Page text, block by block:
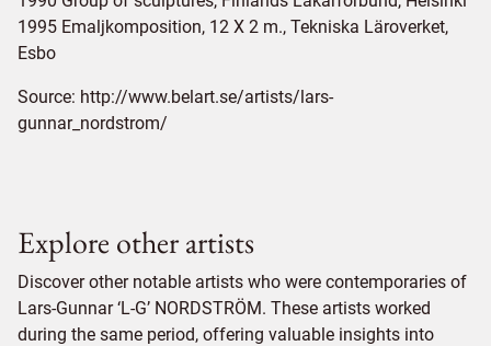
1995 Emaljkomposition, 12 X 2 m., Tekniska Läroverket,
Esbo
Source: http://www.belart.se/artists/lars-
gunnar_nordstrom/
Explore other artists
Discover other notable artists who were contemporaries of
Lars-Gunnar ‘L-G’ NORDSTRÖM. These artists worked
during the same period, offering valuable insights into